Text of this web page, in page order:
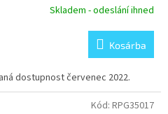
Skladem - odeslání ihned
Kosárba
dostupnost červenec 2022.
Kód: RPG35017